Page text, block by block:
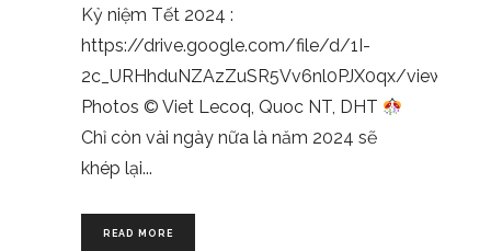
Kỷ niệm Tết 2024 :
https://drive.google.com/file/d/1I-
2c_URHhduNZAzZuSR5Vv6nl0PJX0qx/view
Photos © Viet Lecoq, Quoc NT, DHT
Chỉ còn vài ngày nữa là năm 2024 sẽ
khép lại
READ MORE